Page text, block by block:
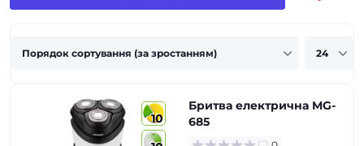
10
Бритва електрична MG-
685